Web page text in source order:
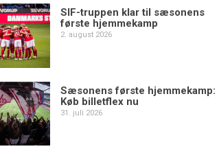
SIF-truppen klar til sæsonens
første hjemmekamp
2. august 2026
Sæsonens første hjemmekamp:
Køb billetflex nu
31. juli 2026